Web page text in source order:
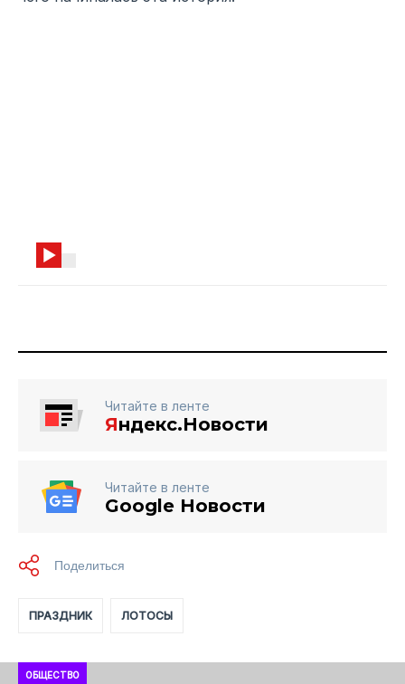
Читайте в ленте
Яндекс.Новости
Читайте в ленте
Google Новости
ПРАЗДНИК ЛОТОСЫ
ОБЩЕСТВО